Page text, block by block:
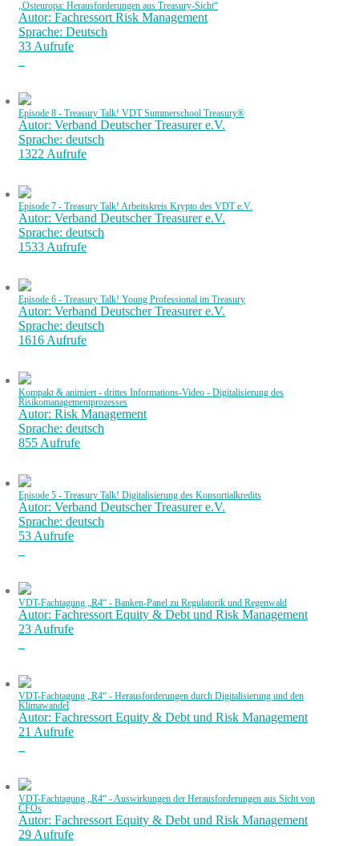
„Osteuropa: Herausforderungen aus Treasury-Sicht“
Autor: Fachressort Risk Management
Sprache: Deutsch
33 Aufrufe
Episode 8 - Treasury Talk! VDT Summerschool Treasury®
Autor: Verband Deutscher Treasurer e.V.
Sprache: deutsch
1322 Aufrufe
Episode 7 - Treasury Talk! Arbeitskreis Krypto des VDT e.V.
Autor: Verband Deutscher Treasurer e.V.
Sprache: deutsch
1533 Aufrufe
Episode 6 - Treasury Talk! Young Professional im Treasury
Autor: Verband Deutscher Treasurer e.V.
Sprache: deutsch
1616 Aufrufe
Kompakt & animiert - drittes Informations-Video - Digitalisierung des
Risikomanagementprozesses
Autor: Risk Management
Sprache: deutsch
855 Aufrufe
Episode 5 - Treasury Talk! Digitalisierung des Konsortialkredits
Autor: Verband Deutscher Treasurer e.V.
Sprache: deutsch
53 Aufrufe
VDT-Fachtagung „R4“ - Banken-Panel zu Regulatorik und Regenwald
Autor: Fachressort Equity & Debt und Risk Management
23 Aufrufe
VDT-Fachtagung „R4“ - Herausforderungen durch Digitalisierung und den
Klimawandel
Autor: Fachressort Equity & Debt und Risk Management
21 Aufrufe
VDT-Fachtagung „R4“ - Auswirkungen der Herausforderungen aus Sicht von
CFOs
Autor: Fachressort Equity & Debt und Risk Management
29 Aufrufe